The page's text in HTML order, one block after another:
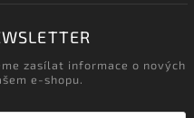
zasílat informace o nových
e-shopu.